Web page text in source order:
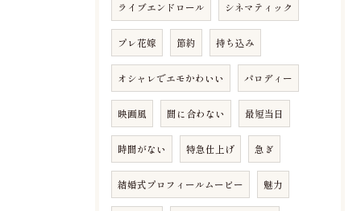
ライブエンドロール シネマティック
プレ花嫁 節約 持ち込み
オシャレでエモかわいい パロディー
映画風 間に合わない 最短当日
時間がない 特急仕上げ 急ぎ
結婚式プロフィールムービー 魅力